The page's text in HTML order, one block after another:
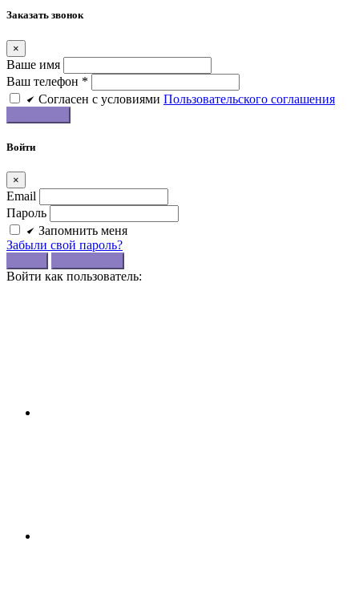
Заказать звонок
×
Ваше имя
Ваш телефон *
Cогласен c условиями Пользовательского соглашения
Войти
×
Email
Пароль
Запомнить меня
Забыли свой пароль?
Войти как пользователь: